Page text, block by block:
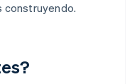
construyendo.